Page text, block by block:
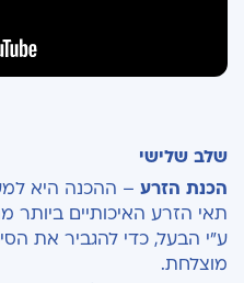
שלב שלישי
הכנת הזרע – ההכנה היא
תאי הזרע האיכותיים
ע"י הבעל, כדי להגביר את
מוצלחת.